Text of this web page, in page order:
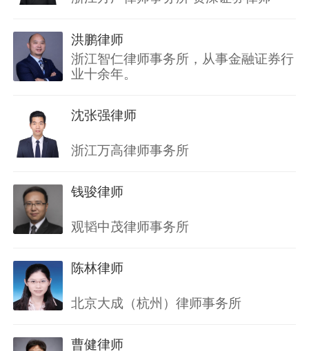
洪鹏律师
浙江智仁律师事务所，从事金融证券行
业十余年。
沈张强律师
浙江万高律师事务所
钱骏律师
观韬中茂律师事务所
陈林律师
北京大成（杭州）律师事务所
曹健律师